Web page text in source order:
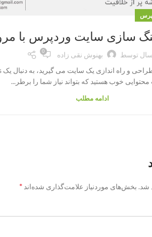
سازی سایت وردپرس با
توسط بهنوش نقی زاده 0
خوب هستید که بتواند نیاز شما را برطر...
ادامه مطلب
شد. بخش‌های موردنیاز علامت‌گذاری شده‌اند *